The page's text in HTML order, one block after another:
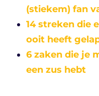
(stiekem) fan
14 streken die
ooit heeft
6 zaken die je
een zus hebt